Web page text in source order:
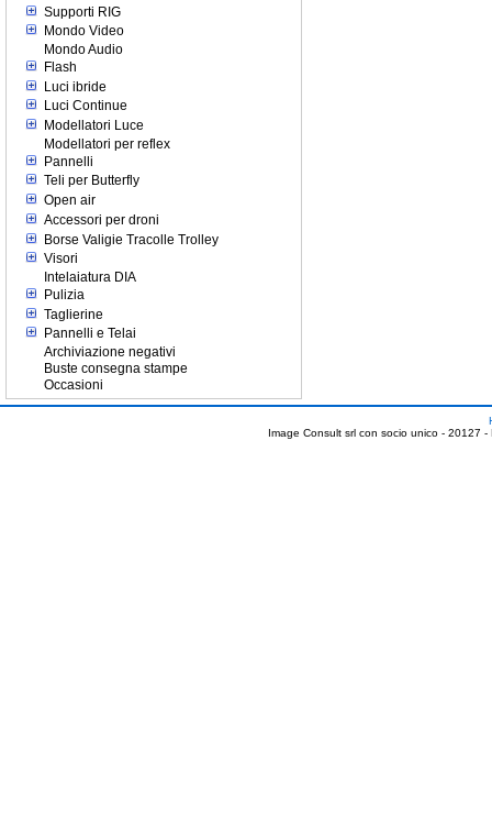
Supporti RIG
Mondo Video
Mondo Audio
Flash
Luci ibride
Luci Continue
Modellatori Luce
Modellatori per reflex
Pannelli
Teli per Butterfly
Open air
Accessori per droni
Borse Valigie Tracolle Trolley
Visori
Intelaiatura DIA
Pulizia
Taglierine
Pannelli e Telai
Archiviazione negativi
Buste consegna stampe
Occasioni
Image Consult srl con socio unico - 20127